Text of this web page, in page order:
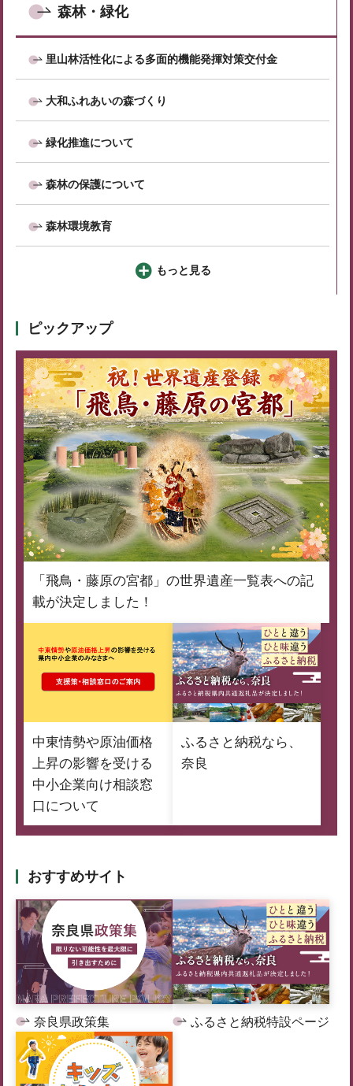
森林・緑化
里山林活性化による多面的機能発揮対策交付金
大和ふれあいの森づくり
緑化推進について
森林の保護について
森林環境教育
もっと見る
ピックアップ
「飛鳥・藤原の宮都」の世界遺産一覧表への記
載が決定しました！
中東情勢や原油価格
上昇の影響を受ける
中小企業向け相談窓
口について
ふるさと納税なら、
奈良
おすすめサイト
奈良県政策集 ふるさと納税特設ページ